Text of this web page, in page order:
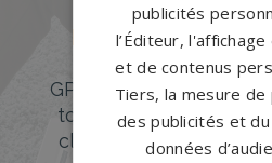
Des pierres
GPG Granit offre un
tombales en granit de
classiques ou
publicités
l’Éditeur,
et de contenus
Tiers, la mesure de
des publicités et
données